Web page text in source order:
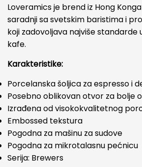
Loveramics je brend iz Hong
saradnji sa svetskim baristima i
koji zadovoljava najviše standarde
kafe.
Karakteristike:
Porcelanska šoljica za espresso i
Posebno oblikovan otvor za bolje
Izrađena od visokokvalitetnog
Embossed tekstura
Pogodna za mašinu za sudove
Pogodna za mikrotalasnu pećnicu
Serija: Brewers